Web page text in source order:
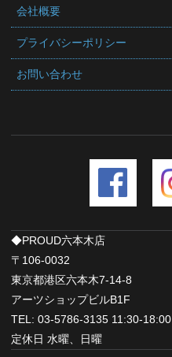
会社概要
プライバシーポリシー
お問い合わせ
◆PROUD六本木店
〒106-0032
東京都港区六本木7-14-8
アーツショップビルB1F
TEL: 03-5786-3135 11:30-18:00
定休日 水曜、日曜